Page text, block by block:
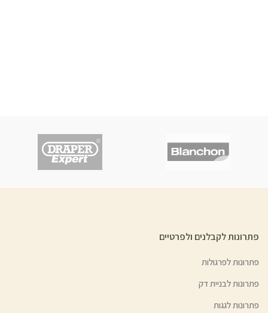
פתרונות לקבלנים ולפרטיים
פתרונות לפרגולות
פתרונות לבניית דק
פתרונות לגגות